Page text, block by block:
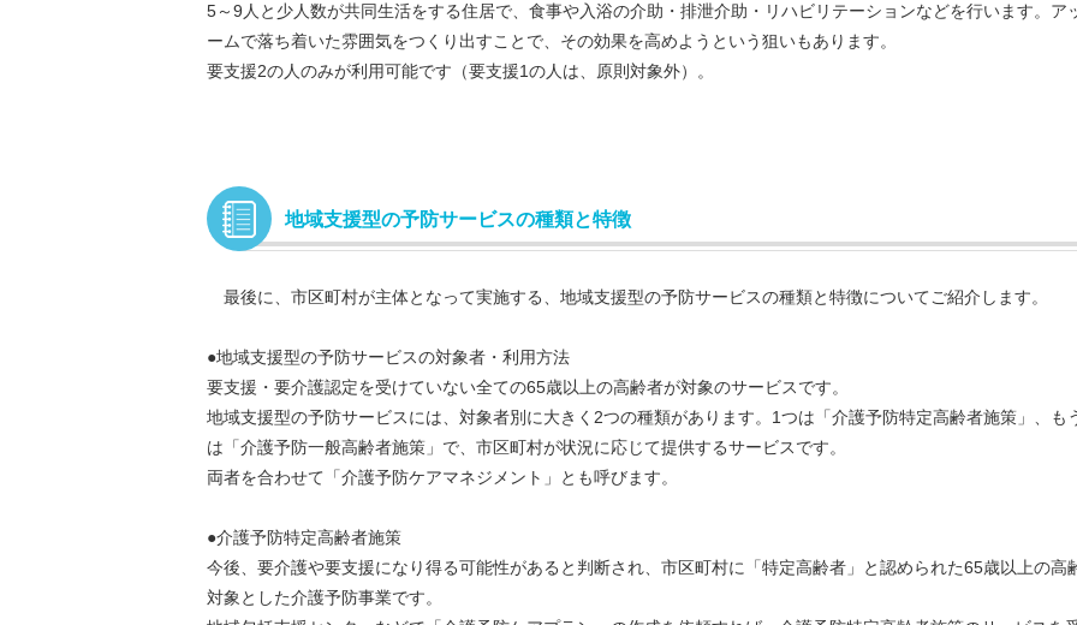
5～9人と少人数が共同生活をする住居で、食事や入浴の介助・排泄介助・リハビリテーションなどを行います。ア
ームで落ち着いた雰囲気をつくり出すことで、その効果を高めようという狙いもあります。
要支援2の人のみが利用可能です（要支援1の人は、原則対象外）。
地域支援型の予防サービスの種類と特徴
最後に、市区町村が主体となって実施する、地域支援型の予防サービスの種類と特徴についてご紹介します。
●地域支援型の予防サービスの対象者・利用方法
要支援・要介護認定を受けていない全ての65歳以上の高齢者が対象のサービスです。
地域支援型の予防サービスには、対象者別に大きく2つの種類があります。1つは「介護予防特定高齢者施策」、も
は「介護予防一般高齢者施策」で、市区町村が状況に応じて提供するサービスです。
両者を合わせて「介護予防ケアマネジメント」とも呼びます。
●介護予防特定高齢者施策
今後、要介護や要支援になり得る可能性があると判断され、市区町村に「特定高齢者」と認められた65歳以上の高
対象とした介護予防事業です。